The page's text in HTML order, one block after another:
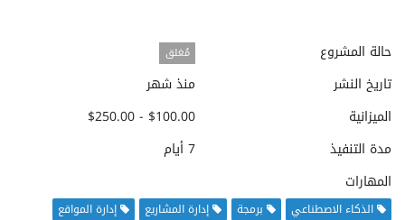
حالة المشروع مُغلق
تاريخ النشر
منذ شهر
الميزانية
$100.00 - $250.00
مدة التنفيذ
7 أيام
المهارات
الذكاء الاصطناعي برمجة إدارة المشاريع
إدارة المواقع